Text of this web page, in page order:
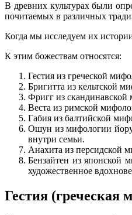
В древних культурах были
почитаемых в различных
Когда мы исследуем их
К этим божествам относятся:
Гестия из греческой
Бригитта из кельтской
Фригг из скандинавской
Веста из римской
Габия из балтийской
Ошун из мифологии
внутри семьи.
Анахита из персидской
Бензайтен из японской
художественное
Гестия (греческая